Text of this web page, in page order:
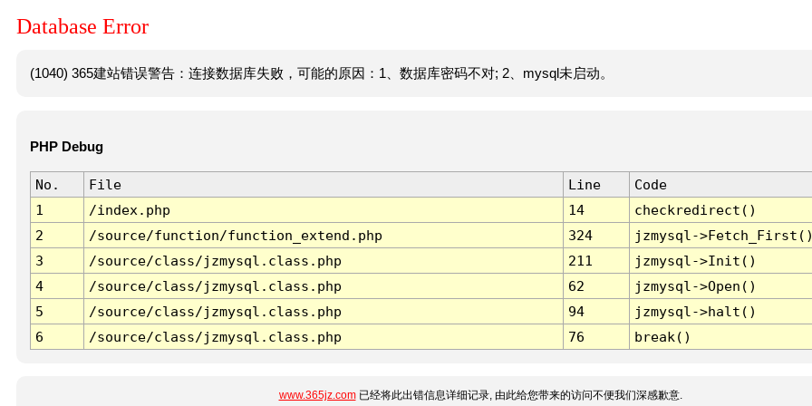
Database Error
(1040) 365建站错误警告：连接数据库失败，可能的原因：1、数据库密码不对; 2、mysql未启动。
PHP Debug
No. File Line
Code
1
/index.php 14
checkredirect()
2
/source/function/function_extend.php 324
jzmysql-
3
/source/class/jzmysql.class.php 211
jzmysql->Init()
4
/source/class/jzmysql.class.php 62
jzmysql->Open()
5
/source/class/jzmysql.class.php 94
jzmysql->halt()
6
/source/class/jzmysql.class.php 76 break()
www.365jz.com已经将此出错信息详细记录, 由此给您带来的访问不便我们深感歉意.